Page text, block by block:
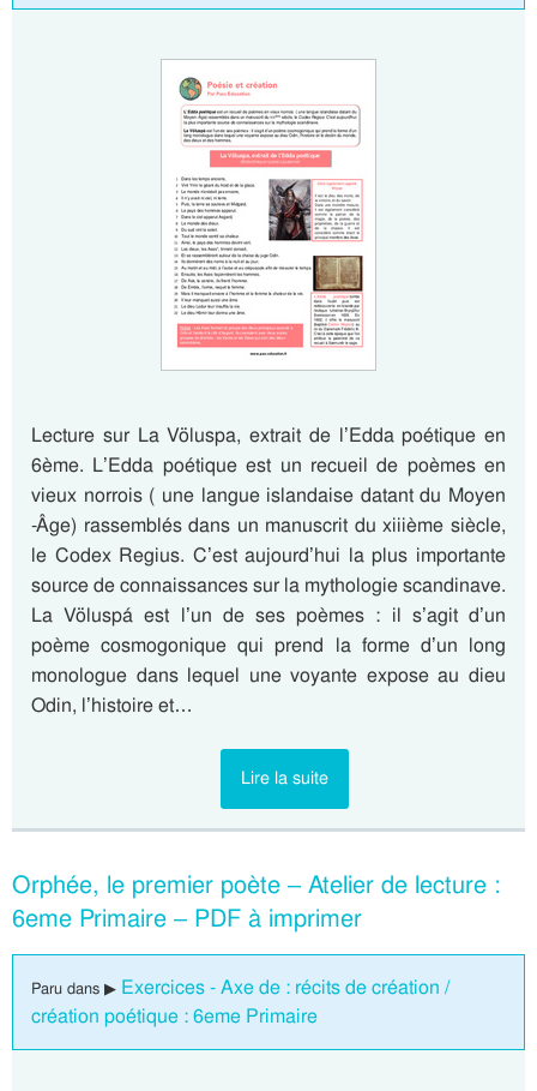
Lecture sur La Völuspa, extrait de l’Edda poétique en
6ème. L’Edda poétique est un recueil de poèmes en
vieux norrois ( une langue islandaise datant du Moyen
-Âge) rassemblés dans un manuscrit du xiiième siècle,
le Codex Regius. C’est aujourd’hui la plus importante
source de connaissances sur la mythologie scandinave.
La Völuspá est l’un de ses poèmes : il s’agit d’un
poème cosmogonique qui prend la forme d’un long
monologue dans lequel une voyante expose au dieu
Odin, l’histoire et…
Lire la suite
Orphée, le premier poète – Atelier de lecture :
6eme Primaire – PDF à imprimer
Paru dans ▶ Exercices - Axe de : récits de création /
création poétique : 6eme Primaire